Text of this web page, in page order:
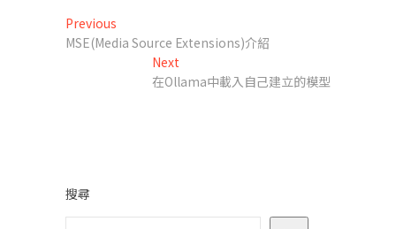
文
章
Previous
post:
MSE(Media Source Extensions)介紹
Next
post:
在Ollama中載入自己建立的模型
搜尋